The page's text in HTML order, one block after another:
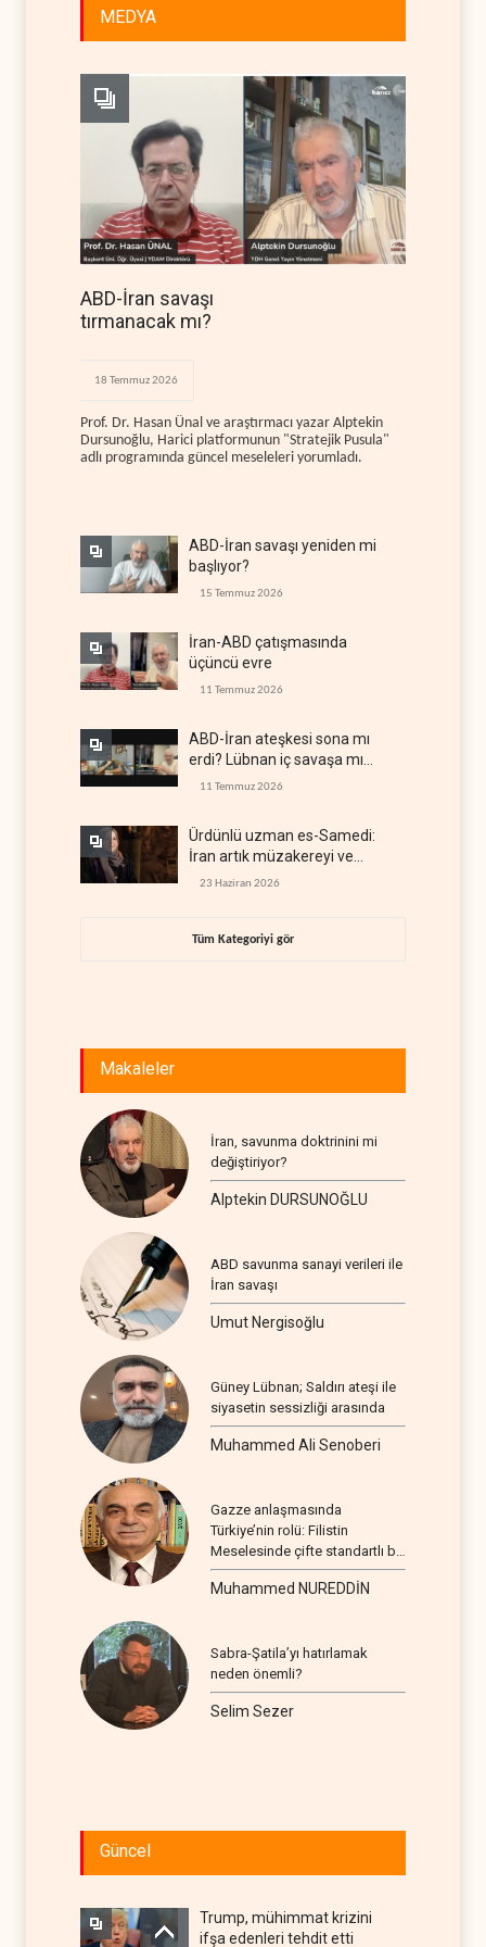
MEDYA
ABD-İran savaşı
tırmanacak mı?
18 Temmuz 2026
Prof. Dr. Hasan Ünal ve araştırmacı yazar Alptekin
Dursunoğlu, Harici platformunun "Stratejik Pusula"
adlı programında güncel meseleleri yorumladı.
ABD-İran savaşı yeniden mi
başlıyor?
15 Temmuz 2026
İran-ABD çatışmasında
üçüncü evre
11 Temmuz 2026
ABD-İran ateşkesi sona mı
erdi? Lübnan iç savaşa mı
gidiyor?
11 Temmuz 2026
Ürdünlü uzman es-Samedi:
İran artık müzakereyi ve
çatışmayı aynı anda yürütüyor
23 Haziran 2026
Tüm Kategoriyi gör
Makaleler
İran, savunma doktrinini mi
değiştiriyor?
Alptekin DURSUNOĞLU
ABD savunma sanayi verileri ile
İran savaşı
Umut Nergisoğlu
Güney Lübnan; Saldırı ateşi ile
siyasetin sessizliği arasında
Muhammed Ali Senoberi
Gazze anlaşmasında
Türkiye’nin rolü: Filistin
Meselesinde çifte standartlı bir
seyir
Muhammed NUREDDİN
Sabra-Şatila’yı hatırlamak
neden önemli?
Selim Sezer
Güncel
Trump, mühimmat krizini
ifşa edenleri tehdit etti